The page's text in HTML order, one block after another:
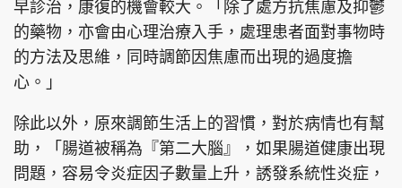
早診治，康復的機會較大。「除了處方抗焦慮及抑鬱
的藥物，亦會由心理治療入手，處理患者面對事物時
的方法及思維，同時調節因焦慮而出現的過度擔
心。」
除此以外，原來調節生活上的習慣，對於病情也有幫
助，「腸道被稱為『第二大腦』，如果腸道健康出現
問題，容易令炎症因子數量上升，誘發系統性炎症，